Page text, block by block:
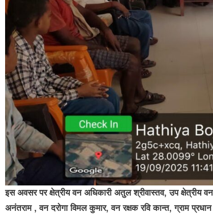
इस अवसर पर क्षेत्रीय वन अधिकारी अतुल श्रीवास्तव, उप क्षेत्रीय
अनंतराम , वन दरोगा विमल कुमार, वन रक्षक रवि कान्त, ग्राम